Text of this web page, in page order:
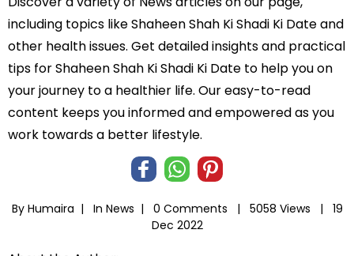
including topics like Shaheen Shah Ki Shadi Ki Date and
other health issues. Get detailed insights and practical
tips for Shaheen Shah Ki Shadi Ki Date to help you on
your journey to a healthier life. Our easy-to-read
content keeps you informed and empowered as you
work towards a better lifestyle.
By Humaira | In News | 0 Comments | 5058 Views |
19
Dec 2022